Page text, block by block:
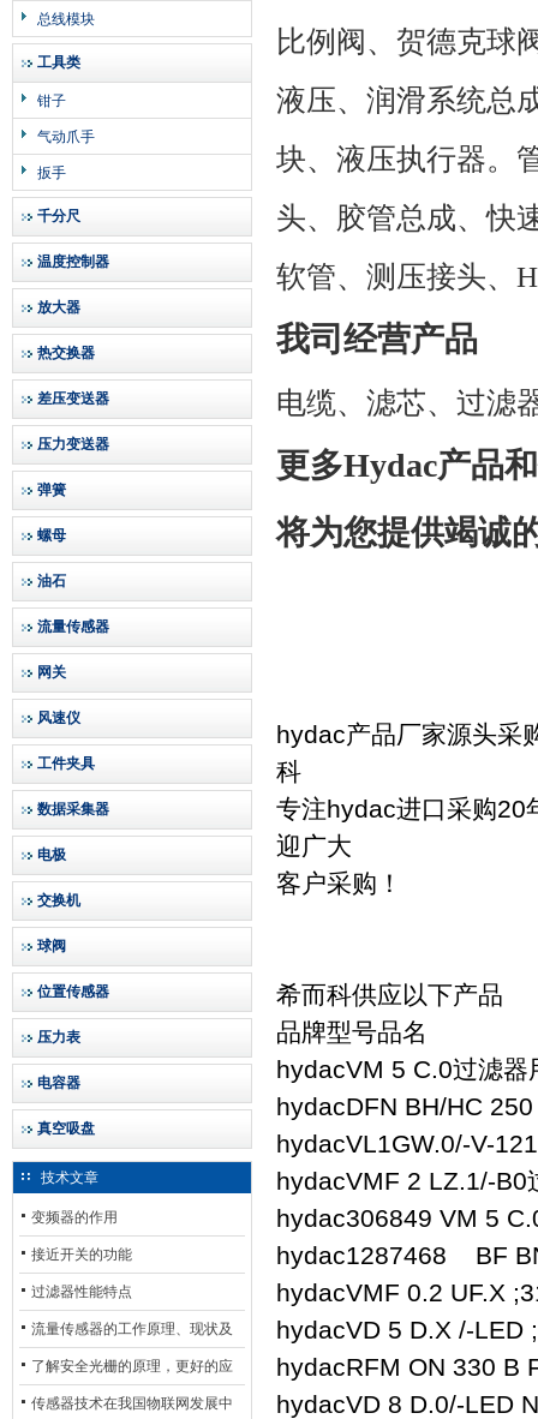
总线模块
工具类
钳子
气动爪手
扳手
千分尺
温度控制器
放大器
热交换器
差压变送器
压力变送器
弹簧
螺母
油石
流量传感器
网关
风速仪
工件夹具
数据采集器
电极
交换机
球阀
位置传感器
压力表
电容器
真空吸盘
技术文章
变频器的作用
接近开关的功能
过滤器性能特点
流量传感器的工作原理、现状及
其发展前景
了解安全光栅的原理，更好的应
用安全光栅
传感器技术在我国物联网发展中
比例阀、贺德克球
液压、润滑系统总
块、液压执行器。
头、胶管总成、快
软管、测压接头、
我司经营产品
电缆、滤芯、过滤
更多Hydac产品
将为您提供竭诚
hydac产品厂家源头采
科
专注hydac进口采购20
迎广大
客户采购！
希而科供应以下产品
品牌型号品名
hydacVM 5 C.0过滤器
hydacDFN BH/HC
hydacVL1GW.0/-V-
hydacVMF 2 LZ.1/-B0
hydac306849 VM 5
hydac1287468 BF
hydacVMF 0.2 UF.X
hydacVD 5 D.X /-LED
hydacRFM ON 330 B
hydacVD 8 D.0/-LED